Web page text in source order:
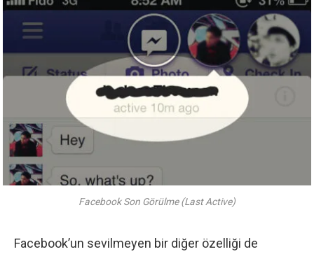
Facebook Son Görülme (Last Active)
Facebook’un sevilmeyen bir diğer özelliği de